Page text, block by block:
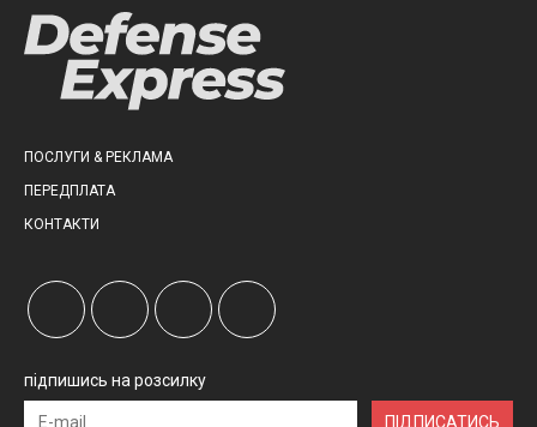
ПОСЛУГИ & РЕКЛАМА
ПЕРЕДПЛАТА
КОНТАКТИ
підпишись на розсилку
ПІДПИСАТИСЬ